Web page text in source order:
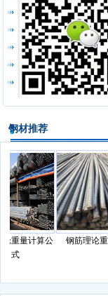
钢材推荐
重量计算公
式
钢筋理论重